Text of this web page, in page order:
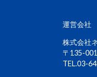
運営会社
株式会社
〒135-
TEL.03-